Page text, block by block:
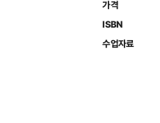
가격
ISBN
수업자료